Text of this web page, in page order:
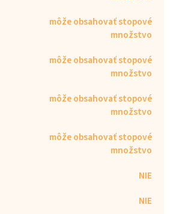
môže obsahovať stopové
množstvo
môže obsahovať stopové
množstvo
môže obsahovať stopové
množstvo
môže obsahovať stopové
množstvo
NIE
NIE